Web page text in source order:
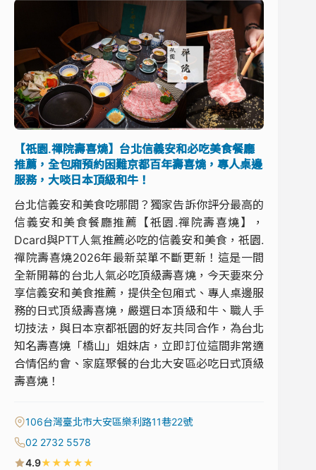
【祇園.禪院壽喜燒】台北信義安和必吃美食餐廳
推薦，全包廂預約困難京都百年壽喜燒，專人桌邊
服務，大啖日本頂級和牛！
台北信義安和美食吃哪間？獨家告訴你評分最高的
信義安和美食餐廳推薦【祇園.禪院壽喜燒】，
Dcard與PTT人氣推薦必吃的信義安和美食，祇園.
禪院壽喜燒2026年最新菜單不斷更新！這是一間
全新開幕的台北人氣必吃頂級壽喜燒，今天要來分
享信義安和美食推薦，提供全包廂式、專人桌邊服
務的日式頂級壽喜燒，嚴選日本頂級和牛、職人手
切技法，與日本京都祇園的好友共同合作，為台北
知名壽喜燒「橋山」姐妹店，立即訂位這間非常適
合情侶約會、家庭聚餐的台北大安區必吃日式頂級
壽喜燒！
106台灣臺北市大安區樂利路11巷22號
02 2732 5578
4.9★★★★★